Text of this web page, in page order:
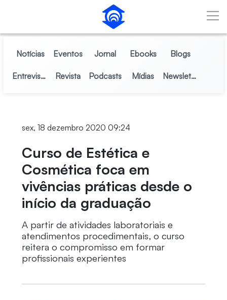
Pular para o Conteúdo principal
Notícias Eventos Jornal Ebooks Blogs
Entrevistas Revista Podcasts Mídias Newsletter
sex, 18 dezembro 2020 09:24
Curso de Estética e
Cosmética foca em
vivências práticas desde o
início da graduação
A partir de atividades laboratoriais e
atendimentos procedimentais, o curso
reitera o compromisso em formar
profissionais experientes